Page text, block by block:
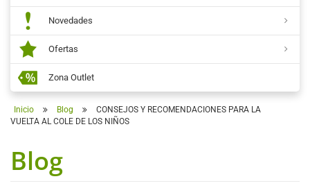
Novedades
Ofertas
Zona Outlet
Inicio Blog
CONSEJOS Y RECOMENDACIONES PARA LA
VUELTA AL COLE DE LOS NIÑOS
Blog